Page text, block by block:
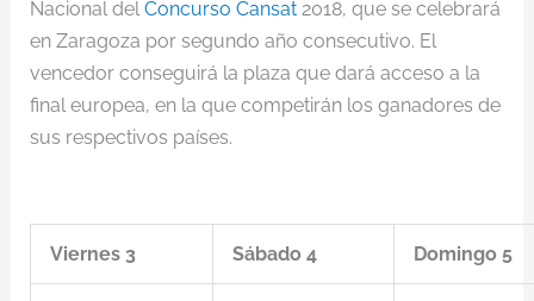
Nacional delConcurso Cansat2018, que se celebrará
en Zaragoza por segundo año consecutivo. El
vencedor conseguirá la plaza que dará acceso a la
final europea, en la que competirán los ganadores de
sus respectivos países.
Viernes 3 Sábado 4 Domingo 5